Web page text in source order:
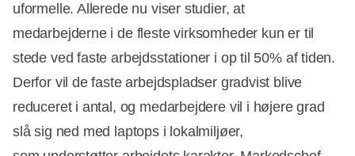
uformelle. Allerede nu viser studier, at
medarbejderne i de fleste virksomheder kun er til
stede ved faste arbejdsstationer i op til 50% af tiden.
Derfor vil de faste arbejdspladser gradvist blive
reduceret i antal, og medarbejdere vil i højere grad
slå sig ned med laptops i lokalmiljøer,